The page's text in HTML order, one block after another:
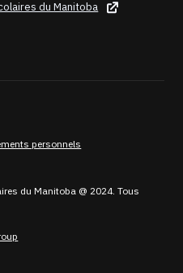
du Manitoba
personnels
du Manitoba @ 2024. Tous